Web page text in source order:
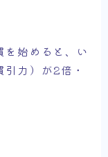
始めると、い
力）が2倍・